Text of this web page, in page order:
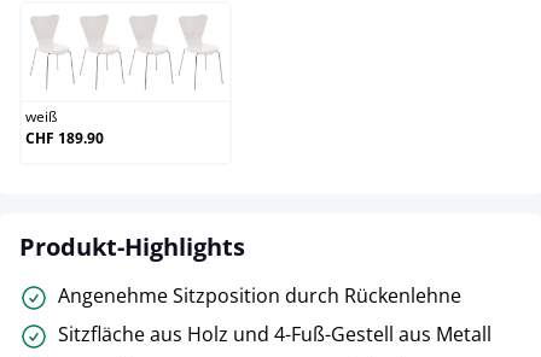
weiß
weiß
CHF 189.90
Produkt-Highlights
Angenehme Sitzposition durch Rückenlehne
Sitzfläche aus Holz und 4-Fuß-Gestell aus Metall